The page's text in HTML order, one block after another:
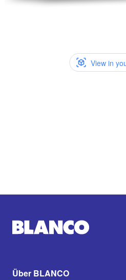
Über BLANCO